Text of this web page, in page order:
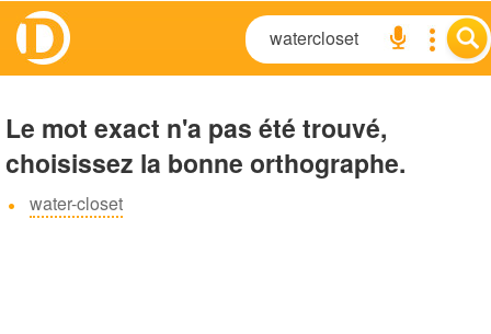
Le mot exact n'a pas été trouvé,
choisissez la bonne orthographe.
water-closet